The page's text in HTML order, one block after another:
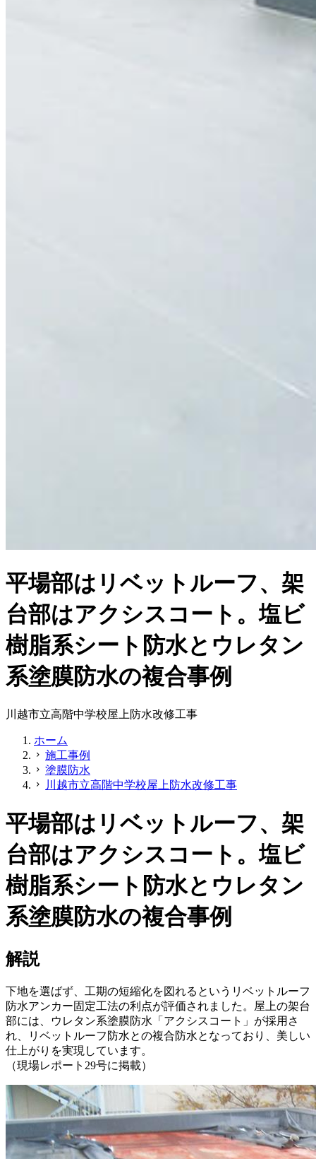
平場部はリベットルーフ、架
台部はアクシスコート。塩ビ
樹脂系シート防水とウレタン
系塗膜防水の複合事例
川越市立高階中学校屋上防水改修工事
ホーム
chevron_right 施工事例
chevron_right 塗膜防水
chevron_right 川越市立高階中学校屋上防水改修工事
平場部はリベットルーフ、架
台部はアクシスコート。塩ビ
樹脂系シート防水とウレタン
系塗膜防水の複合事例
解説
下地を選ばず、工期の短縮化を図れるというリベットルーフ
防水アンカー固定工法の利点が評価されました。屋上の架台
部には、ウレタン系塗膜防水「アクシスコート」が採用さ
れ、リベットルーフ防水との複合防水となっており、美しい
仕上がりを実現しています。
（現場レポート29号に掲載）